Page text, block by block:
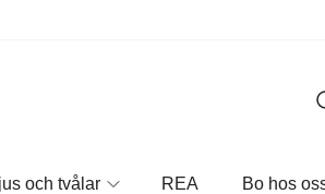
och tvålar REA Bo hos